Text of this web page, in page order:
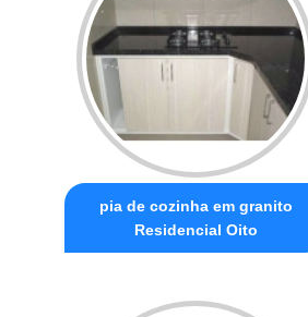
pia de cozinha em granito
Residencial Oito